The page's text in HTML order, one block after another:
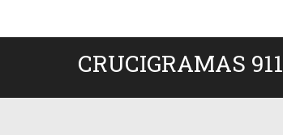
CRUCIGRAMAS 911